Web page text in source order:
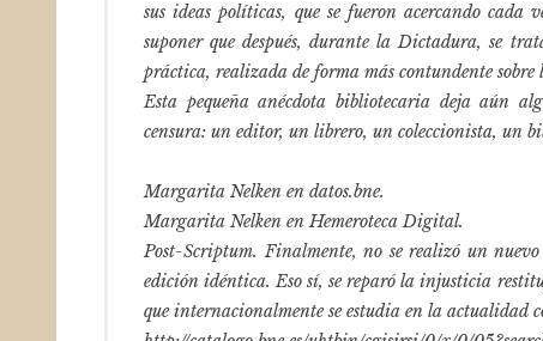
sus ideas políticas, que se fueron acercando cada
suponer que después, durante la Dictadura, se
práctica, realizada de forma más contundente sobre
Esta pequeña anécdota bibliotecaria deja aún
censura: un editor, un librero, un coleccionista, un
Margarita Nelken en datos.bne.
Margarita Nelken en Hemeroteca Digital.
Post-Scriptum. Finalmente, no se realizó un
edición idéntica. Eso sí, se reparó la injusticia
que internacionalmente se estudia en la